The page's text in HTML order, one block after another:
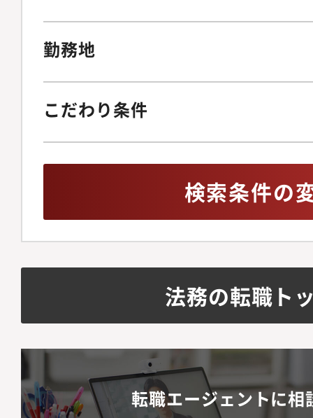
勤務地
こだわり条件
検索条件の
法務の転職ト
転職エージェントに相